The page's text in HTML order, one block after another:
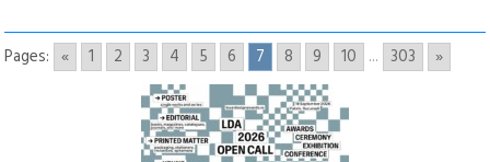
Pages: « 1 2 3 4 5 6 7 8 9 10 ... 303 »